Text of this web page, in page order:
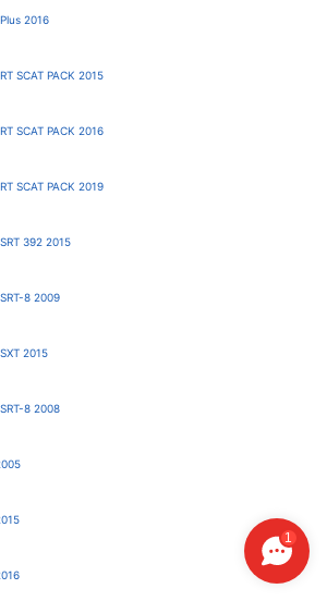
2016
SCAT PACK 2015
SCAT PACK 2016
SCAT PACK 2019
392 2015
8 2009
2015
8 2008
1